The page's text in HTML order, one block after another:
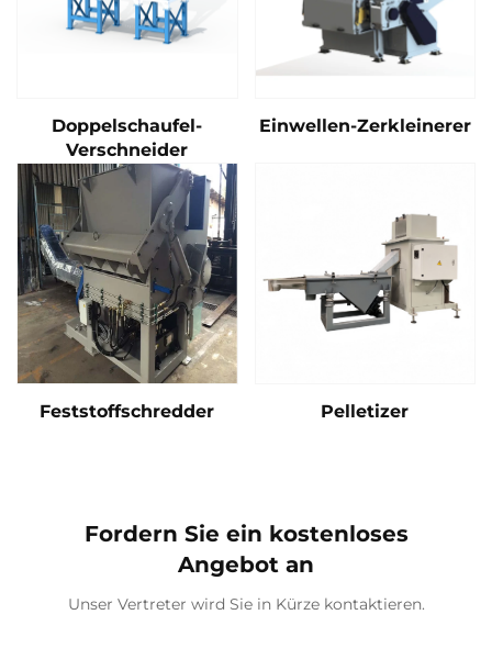
Doppelschaufel-
Verschneider
Einwellen-Zerkleinerer
Feststoffschredder Pelletizer
Fordern Sie ein kostenloses
Angebot an
Unser Vertreter wird Sie in Kürze kontaktieren.